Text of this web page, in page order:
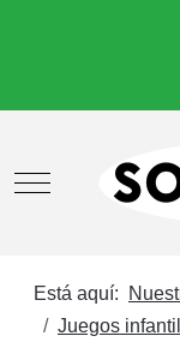
Mobile Menu
Está aquí:
Juegos